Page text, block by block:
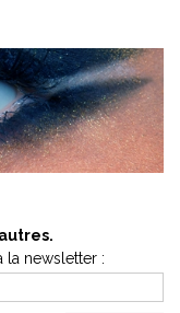
la newsletter :